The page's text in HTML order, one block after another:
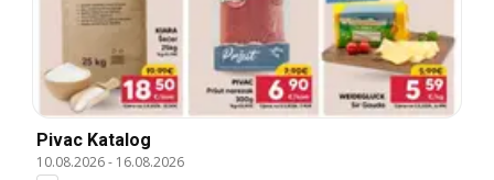
Pivac Katalog
10.08.2026- 16.08.2026